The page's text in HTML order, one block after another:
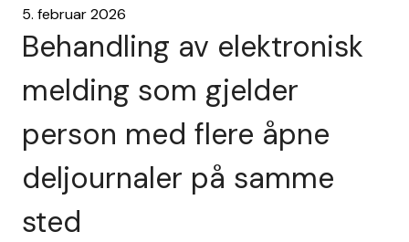
5. februar 2026
Behandling av elektronisk
melding som gjelder
person med flere åpne
deljournaler på samme
sted